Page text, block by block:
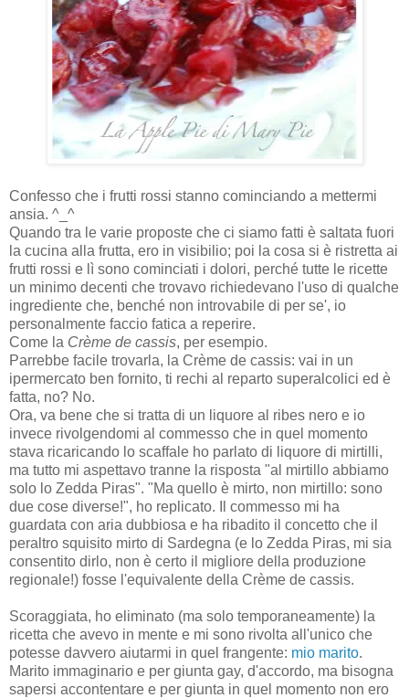
Confesso che i frutti rossi stanno cominciando a mettermi
ansia. ^_^
Quando tra le varie proposte che ci siamo fatti è saltata fuori
la cucina alla frutta, ero in visibilio; poi la cosa si è ristretta ai
frutti rossi e lì sono cominciati i dolori, perché tutte le ricette
un minimo decenti che trovavo richiedevano l'uso di qualche
ingrediente che, benché non introvabile di per se', io
personalmente faccio fatica a reperire.
Come la Crème de cassis, per esempio.
Parrebbe facile trovarla, la Crème de cassis: vai in un
ipermercato ben fornito, ti rechi al reparto superalcolici ed è
fatta, no? No.
Ora, va bene che si tratta di un liquore al ribes nero e io
invece rivolgendomi al commesso che in quel momento
stava ricaricando lo scaffale ho parlato di liquore di mirtilli,
ma tutto mi aspettavo tranne la risposta "al mirtillo abbiamo
solo lo Zedda Piras". "Ma quello è mirto, non mirtillo: sono
due cose diverse!", ho replicato. Il commesso mi ha
guardata con aria dubbiosa e ha ribadito il concetto che il
peraltro squisito mirto di Sardegna (e lo Zedda Piras, mi sia
consentito dirlo, non è certo il migliore della produzione
regionale!) fosse l'equivalente della Crème de cassis.
Scoraggiata, ho eliminato (ma solo temporaneamente) la
ricetta che avevo in mente e mi sono rivolta all'unico che
potesse davvero aiutarmi in quel frangente: mio marito.
Marito immaginario e per giunta gay, d'accordo, ma bisogna
sapersi accontentare e per giunta in quel momento non ero